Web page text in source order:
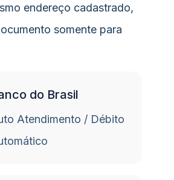
endereço cadastrado,
somente para
do Brasil
Atendimento / Débito